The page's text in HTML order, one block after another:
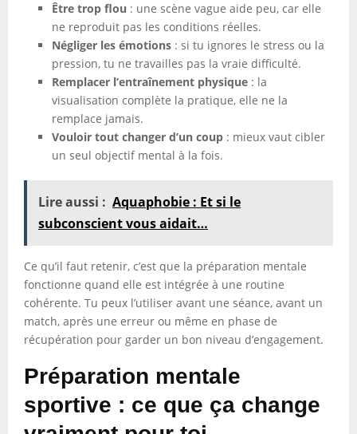
Être trop flou : une scène vague aide peu, car elle
ne reproduit pas les conditions réelles.
Négliger les émotions : si tu ignores le stress ou la
pression, tu ne travailles pas la vraie difficulté.
Remplacer l’entraînement physique : la
visualisation complète la pratique, elle ne la
remplace jamais.
Vouloir tout changer d’un coup : mieux vaut cibler
un seul objectif mental à la fois.
Lire aussi : Aquaphobie : Et si le
subconscient vous aidait…
Ce qu’il faut retenir, c’est que la préparation mentale
fonctionne quand elle est intégrée à une routine
cohérente. Tu peux l’utiliser avant une séance, avant un
match, après une erreur ou même en phase de
récupération pour garder un bon niveau d’engagement.
Préparation mentale
sportive : ce que ça change